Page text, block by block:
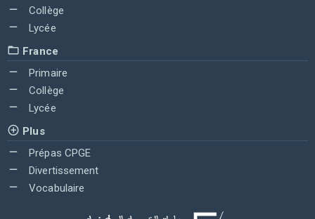
Collège
Lycée
France
Primaire
Collège
Lycée
Plus
Prépas CPGE
Divertissement
Vocabulaire